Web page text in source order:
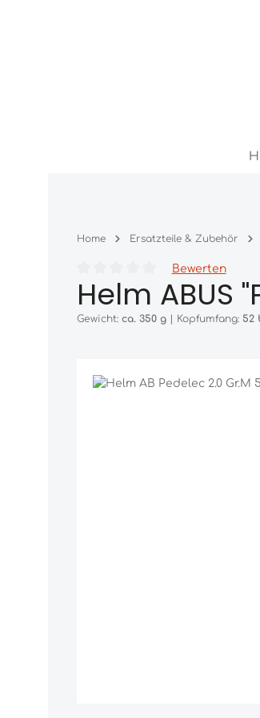
Home Ersatzteile & Zubehör
Durchschnittliche Bewertung
Bewerten
Helm ABUS
Gewicht: ca. 350 g | Kopfumfang: 52